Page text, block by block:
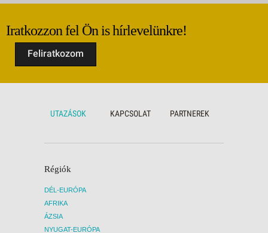
Iratkozzon fel Ön is hírlevelünkre!
Feliratkozom
UTAZÁSOK KAPCSOLAT PARTNEREK
Régiók
DÉL-EURÓPA
AFRIKA
ÁZSIA
NYUGAT-EURÓPA